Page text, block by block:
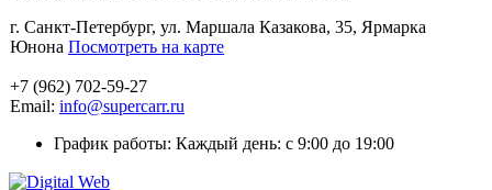
г. Санкт-Петербург, ул. Маршала Казакова, 35, Ярмарка
Юнона Посмотреть на карте
+7 (962) 702-59-27
Email: info@supercarr.ru
График работы: Каждый день: с 9:00 до 19:00